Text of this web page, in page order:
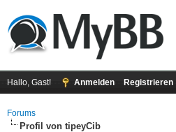
Hallo, Gast! Anmelden Registrieren
Forums
Profil von tipeyCib